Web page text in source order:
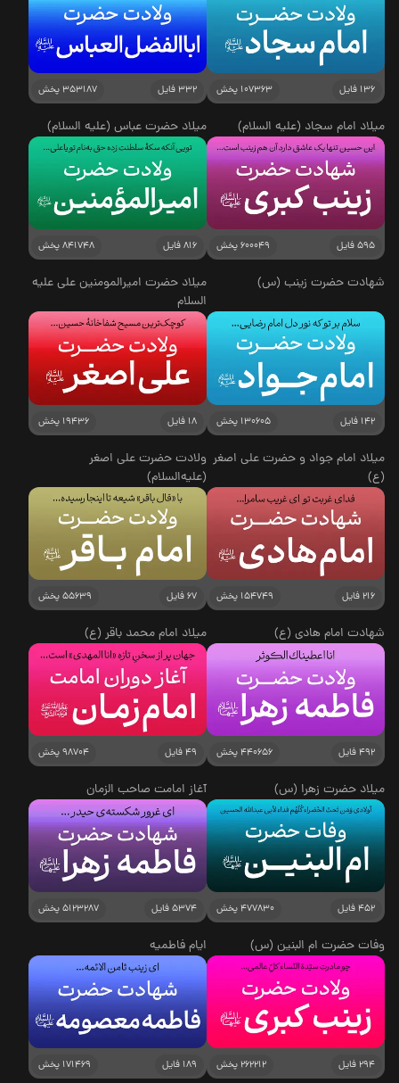
136 فایل 107363 پخش
میلاد امام سجاد (علیه السلام)
332 فایل 353187 پخش
میلاد حضرت عباس (علیه السلام)
595 فایل 600049 پخش
شهادت حضرت زینب (س)
816 فایل 841748 پخش
میلاد حضرت امیرالمومنین علی علیه
السلام
142 فایل 130605 پخش
میلاد امام جواد و حضرت علی اصغر
(ع)
18 فایل 19436 پخش
ولادت حضرت علی اصغر
(علیه‌السلام)
216 فایل 154749 پخش
شهادت امام هادی (ع)
67 فایل 55639 پخش
میلاد امام محمد باقر (ع)
492 فایل 440656 پخش
میلاد حضرت زهرا (س)
49 فایل 98704 پخش
آغاز امامت صاحب الزمان
452 فایل 477830 پخش
وفات حضرت ام البنین (س)
5374 فایل 5123287 پخش
ایام فاطمیه
294 فایل 262212 پخش 189 فایل 171469 پخش